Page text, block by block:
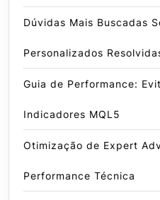
Dúvidas Mais Buscadas
Personalizados
Guia de Performance:
Indicadores MQL5
Otimização de Expert
Performance Técnica